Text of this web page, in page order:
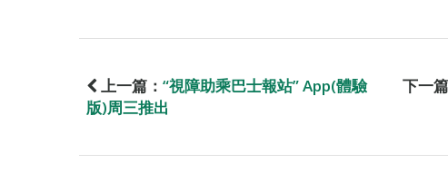
上一篇： “視障助乘巴士報站” App(體驗
版)周三推出
下一